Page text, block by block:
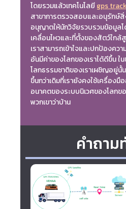
โดยรวมแล้วเทคโนโลยีgps
สาขาการตรวจสอบและอนุรักษ์
อนุญาตให้นักวิจัยรวบรวมข้อมูลโ
เคลื่อนไหวและที่ตั้งของสัตว์ใก
เราสามารถเข้าใจและปกป้องคว
อันมีค่าของโลกของเราได้ดีขึ้น
โลกธรรมชาติของเราเผชิญอยู่
ขึ้นกว่าเดิมที่เรายังคงใช้เครื่อง
อนาคตของระบบนิเวศของโลกข
พวกเขาว่าบ้าน
คำถาม